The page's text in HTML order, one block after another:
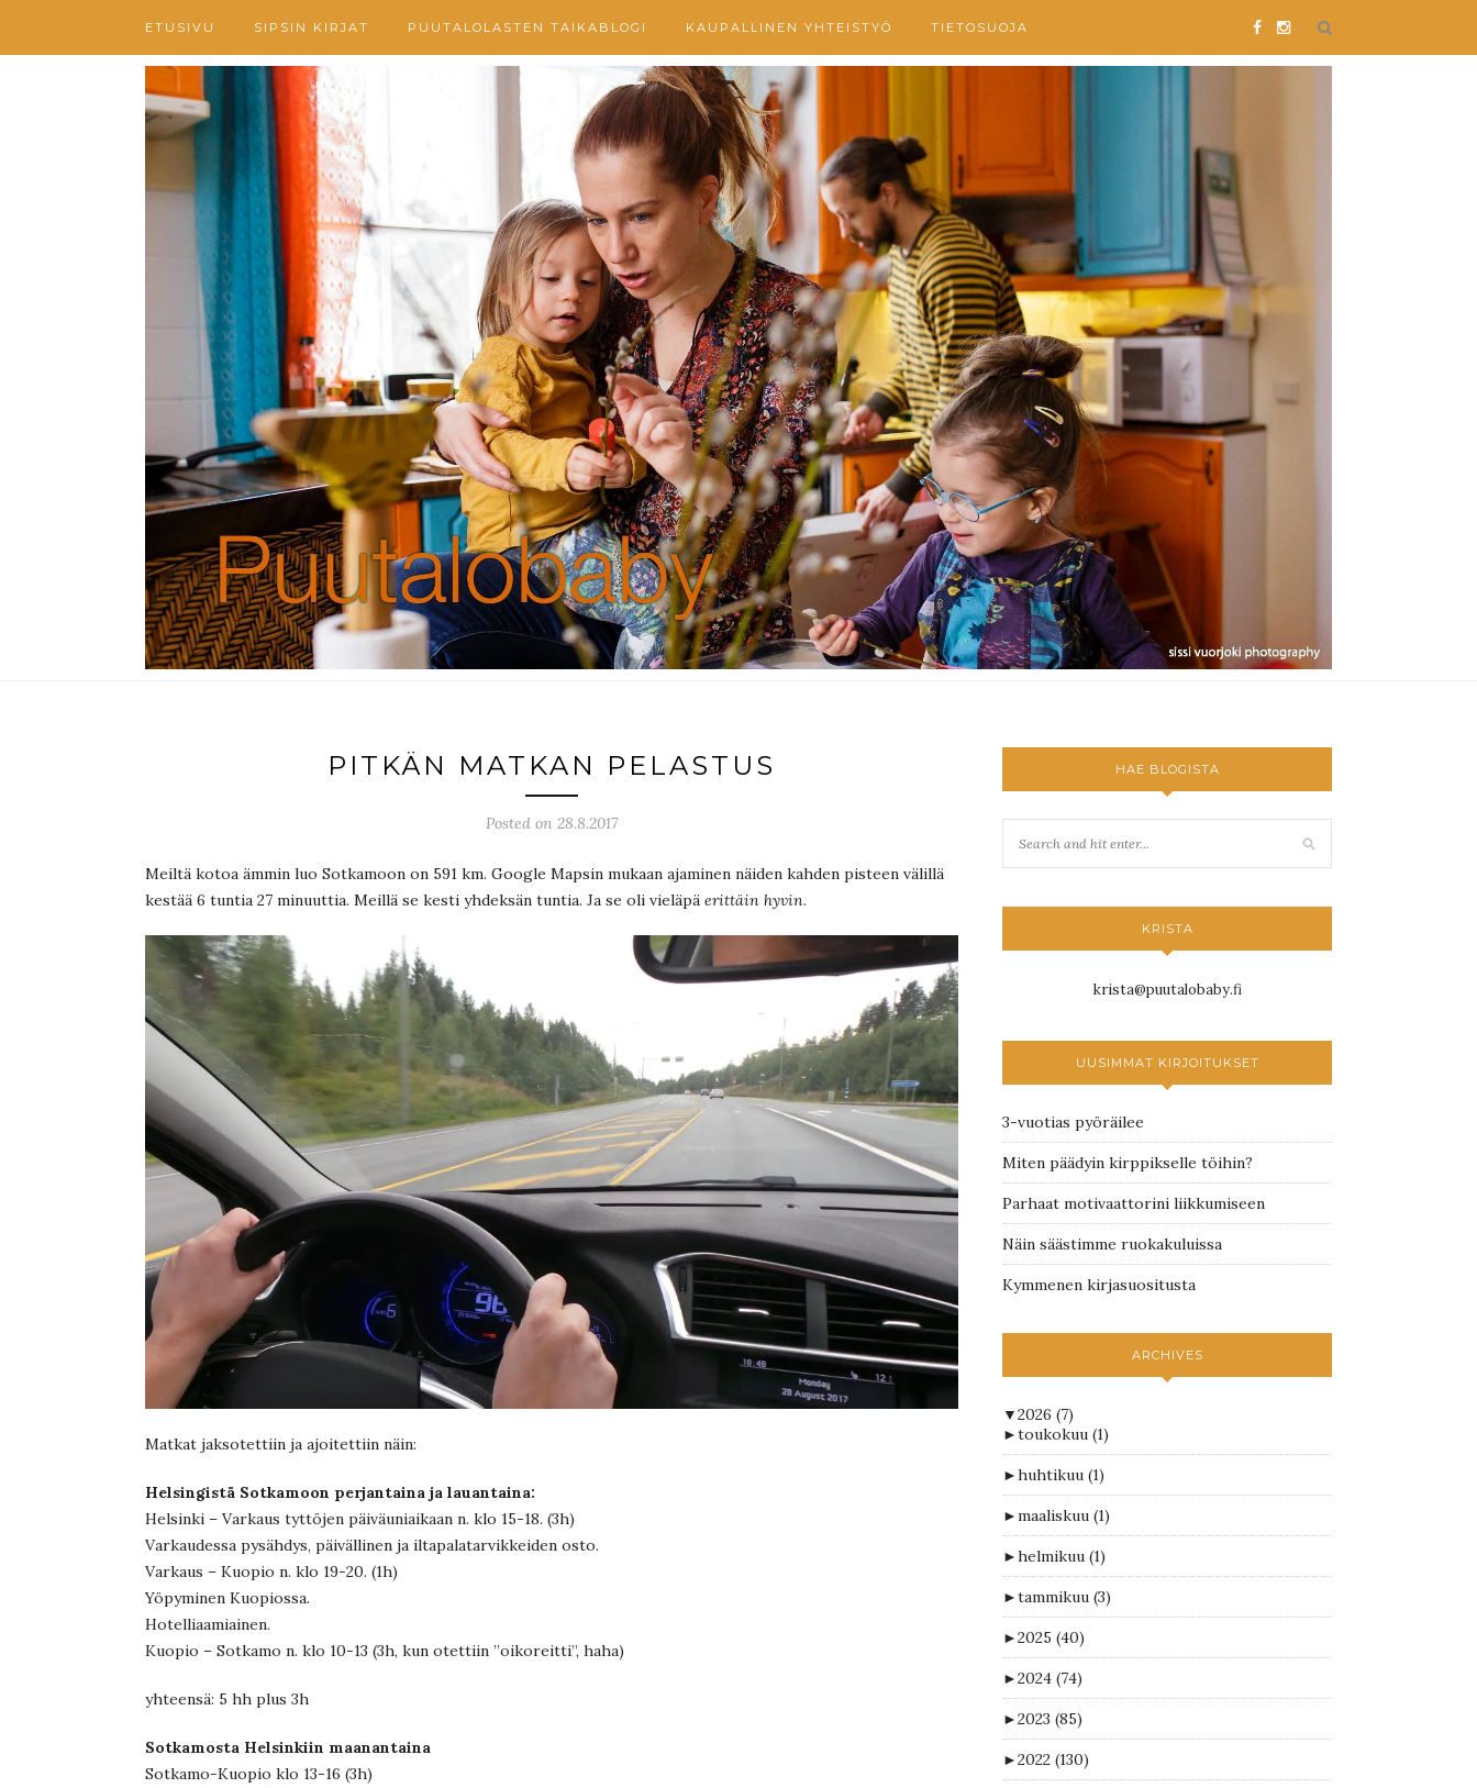
ETUSIVU SIPSIN KIRJAT PUUTALOLASTEN TAIKABLOGI KAUPALLINEN YHTEISTYÖ TIETOSUOJA
PITKÄN MATKAN PELASTUS
Posted on 28.8.2017
Meiltä kotoa ämmin luo Sotkamoon on 591 km. Google Mapsin mukaan ajaminen näiden kahden pisteen välillä
kestää 6 tuntia 27 minuuttia. Meillä se kesti yhdeksän tuntia. Ja se oli vieläpä erittäin hyvin.
Matkat jaksotettiin ja ajoitettiin näin:
Helsingistä Sotkamoon perjantaina ja lauantaina:
Helsinki – Varkaus tyttöjen päiväuniaikaan n. klo 15-18. (3h)
Varkaudessa pysähdys, päivällinen ja iltapalatarvikkeiden osto.
Varkaus – Kuopio n. klo 19-20. (1h)
Yöpyminen Kuopiossa.
Hotelliaamiainen.
Kuopio – Sotkamo n. klo 10-13 (3h, kun otettiin ”oikoreitti”, haha)
yhteensä: 5 hh plus 3h
Sotkamosta Helsinkiin maanantaina
Sotkamo-Kuopio klo 13-16 (3h)
HAE BLOGISTA
KRISTA
krista@puutalobaby.fi
UUSIMMAT KIRJOITUKSET
3-vuotias pyöräilee
Miten päädyin kirppikselle töihin?
Parhaat motivaattorini liikkumiseen
Näin säästimme ruokakuluissa
Kymmenen kirjasuositusta
ARCHIVES
▼2026 (7)
►toukokuu (1)
►huhtikuu (1)
►maaliskuu (1)
►helmikuu (1)
►tammikuu (3)
►2025 (40)
►2024 (74)
►2023 (85)
►2022 (130)